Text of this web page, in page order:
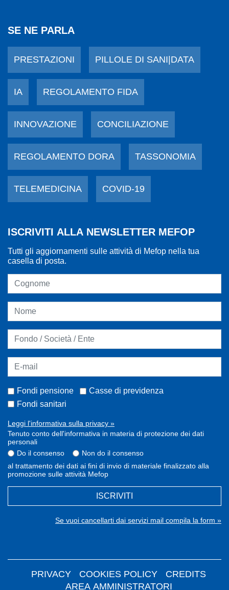
SE NE PARLA
PRESTAZIONI PILLOLE DI SANI|DATA
IA REGOLAMENTO FIDA
INNOVAZIONE CONCILIAZIONE
REGOLAMENTO DORA TASSONOMIA
TELEMEDICINA COVID-19
ISCRIVITI ALLA NEWSLETTER MEFOP
Tutti gli aggiornamenti sulle attività di Mefop nella tua
casella di posta.
Fondi pensione
Casse di previdenza
Fondi sanitari
Leggi l'informativa sulla privacy »
Tenuto conto dell'informativa in materia di protezione dei dati
personali
Do il consenso
Non do il consenso
al trattamento dei dati ai fini di invio di materiale finalizzato alla
promozione sulle attività Mefop
ISCRIVITI
Se vuoi cancellarti dai servizi mail compila la form »
PRIVACY COOKIES POLICY
CREDITS
AREA AMMINISTRATORI